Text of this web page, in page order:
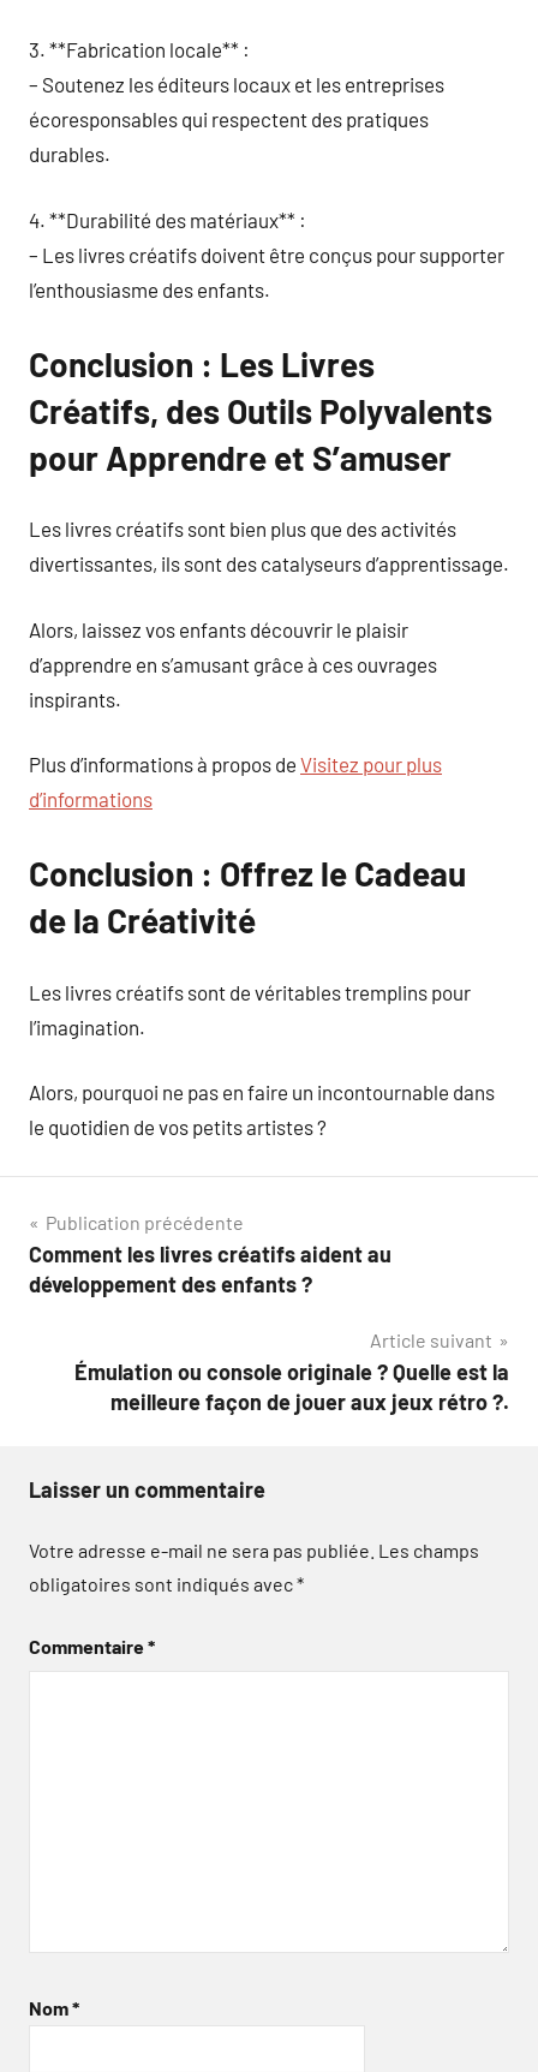
3. **Fabrication locale** :
– Soutenez les éditeurs locaux et les entreprises
écoresponsables qui respectent des pratiques
durables.
4. **Durabilité des matériaux** :
– Les livres créatifs doivent être conçus pour supporter
l’enthousiasme des enfants.
Conclusion : Les Livres
Créatifs, des Outils Polyvalents
pour Apprendre et S’amuser
Les livres créatifs sont bien plus que des activités
divertissantes, ils sont des catalyseurs d’apprentissage.
Alors, laissez vos enfants découvrir le plaisir
d’apprendre en s’amusant grâce à ces ouvrages
inspirants.
Plus d’informations à propos de Visitez pour plus
d’informations
Conclusion : Offrez le Cadeau
de la Créativité
Les livres créatifs sont de véritables tremplins pour
l’imagination.
Alors, pourquoi ne pas en faire un incontournable dans
le quotidien de vos petits artistes ?
Navigation
de
Publication précédente
Comment les livres créatifs aident au
développement des enfants ?
Article suivant
Émulation ou console originale ? Quelle est la
meilleure façon de jouer aux jeux rétro ?.
Laisser un commentaire
Votre adresse e-mail ne sera pas publiée. Les champs
obligatoires sont indiqués avec*
Commentaire*
Nom*